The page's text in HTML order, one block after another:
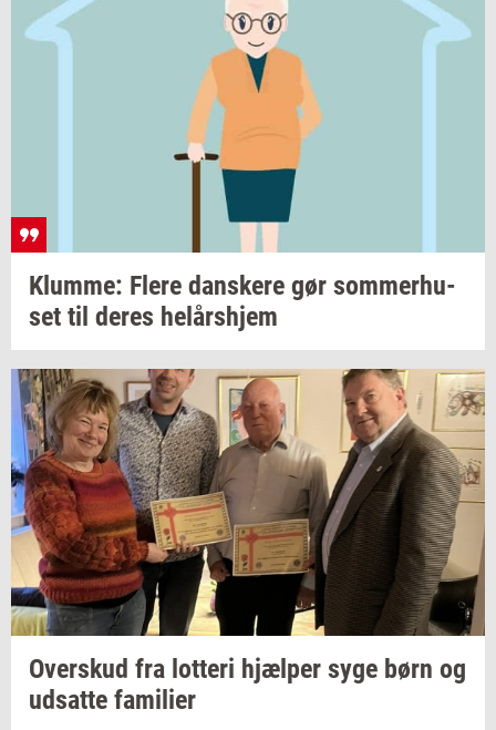
Klum­me: Flere dan­ske­re gør som­mer­hu­
set til deres helårs­hjem
Over­skud fra lot­te­ri hjæl­per syge børn og
ud­sat­te fa­mi­li­er